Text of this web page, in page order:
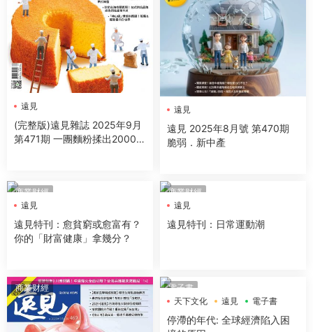
遠見
(完整版)遠見雜誌 2025年9月
第471期 一團麵粉揉出2000億
遠見
遠見 2025年8月號 第470期
脆弱．新中產
商業财經
遠見
遠見特刊：愈貧窮或愈富有？
你的「財富健康」拿幾分？
商業财經
遠見
遠見特刊：日常運動潮
商業财經
電子書
天下文化
遠見 電子書
停滯的年代: 全球經濟陷入困